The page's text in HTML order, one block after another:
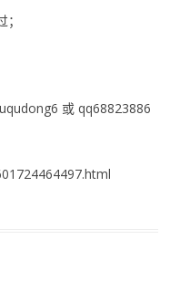
或 qq68823886